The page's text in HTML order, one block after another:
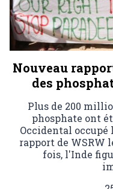
Nouveau
des
Plus de 200
phosphate ont
Occidental occupé
rapport de WSRW
fois, l'Inde